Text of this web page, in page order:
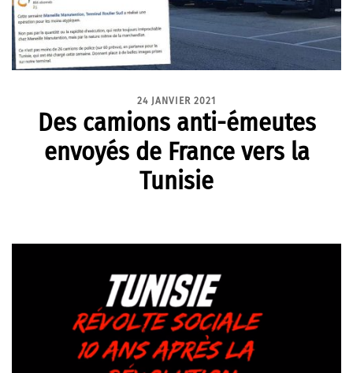
24 JANVIER 2021
Des camions anti-émeutes
envoyés de France vers la
Tunisie